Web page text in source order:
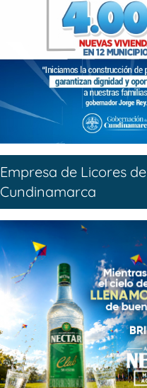
Empresa de Licores de
Cundinamarca